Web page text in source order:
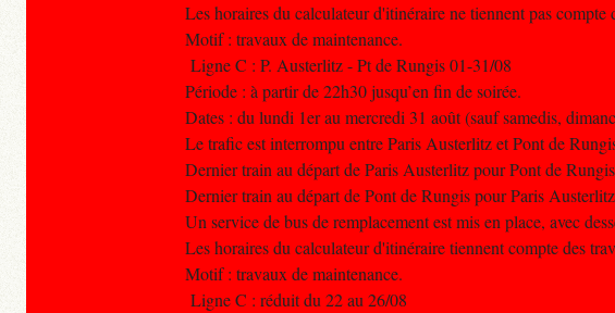
Les horaires du calculateur d'itinéraire ne tiennent pas compte
Motif : travaux de maintenance.
Ligne C : P. Austerlitz - Pt de Rungis 01-31/08
Période : à partir de 22h30 jusqu’en fin de soirée.
Dates : du lundi 1er au mercredi 31 août (sauf samedis,
Le trafic est interrompu entre Paris Austerlitz et Pont de
Dernier train au départ de Paris Austerlitz pour Pont de
Dernier train au départ de Pont de Rungis pour Paris
Un service de bus de remplacement est mis en place, avec
Les horaires du calculateur d'itinéraire tiennent compte des
Motif : travaux de maintenance.
Ligne C : réduit du 22 au 26/08